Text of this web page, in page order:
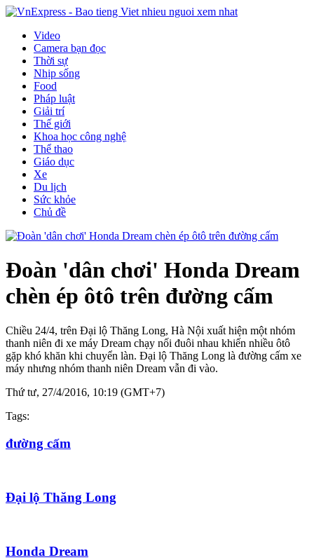
Video
Camera bạn đọc
Thời sự
Nhịp sống
Food
Pháp luật
Giải trí
Thế giới
Khoa học công nghệ
Thể thao
Giáo dục
Xe
Du lịch
Sức khỏe
Chủ đề
Đoàn 'dân chơi' Honda Dream
chèn ép ôtô trên đường cấm
Chiều 24/4, trên Đại lộ Thăng Long, Hà Nội xuất hiện một nhóm
thanh niên đi xe máy Dream chạy nối đuôi nhau khiến nhiều ôtô
gặp khó khăn khi chuyển làn. Đại lộ Thăng Long là đường cấm xe
máy nhưng nhóm thanh niên Dream vẫn đi vào.
Thứ tư, 27/4/2016, 10:19 (GMT+7)
Tags:
đường cấm
Đại lộ Thăng Long
Honda Dream